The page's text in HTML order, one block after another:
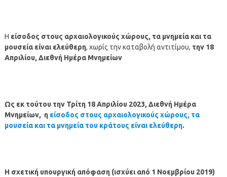
Η είσοδος στους αρχαιολογικούς χώρους, τα μνημεία και τα
μουσεία είναι ελεύθερη, χωρίς την καταβολή αντιτίμου, την 18
Απριλίου, Διεθνή Ημέρα Μνημείων
Ως εκ τούτου την Τρίτη 18 Απριλίου 2023, Διεθνή Ημέρα
Μνημείων, η είσοδος στους αρχαιολογικούς χώρους, τα
μουσεία και τα μνημεία του κράτους είναι ελεύθερη.
Η σχετική υπουργική απόφαση (ισχύει από 1 Νοεμβρίου 2019)